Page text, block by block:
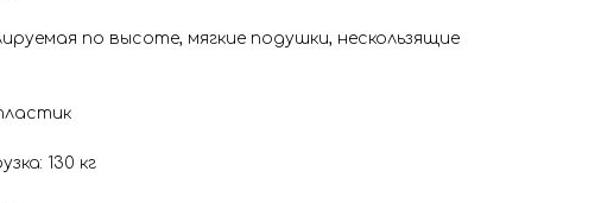
по высоте, мягкие подушки, нескользящие
130 кг